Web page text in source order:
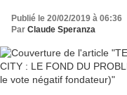
Publié le 20/02/2019 à 06:36
Par Claude Speranza